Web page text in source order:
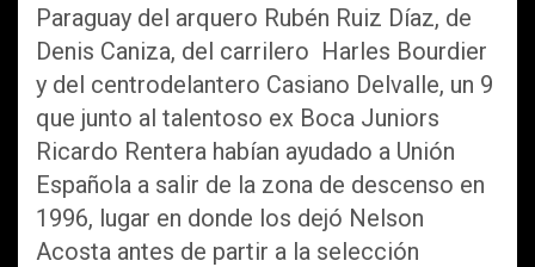
Paraguay del arquero Rubén Ruiz Díaz, de
Denis Caniza, del carrilero Harles Bourdier
y del centrodelantero Casiano Delvalle, un 9
que junto al talentoso ex Boca Juniors
Ricardo Rentera habían ayudado a Unión
Española a salir de la zona de descenso en
1996, lugar en donde los dejó Nelson
Acosta antes de partir a la selección